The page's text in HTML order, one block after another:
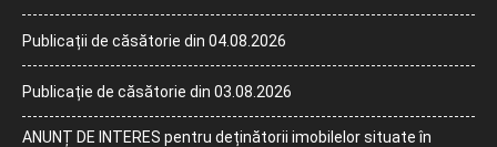
Publicații de căsătorie din 04.08.2026
Publicație de căsătorie din 03.08.2026
ANUNȚ DE INTERES pentru deținătorii imobilelor situate în